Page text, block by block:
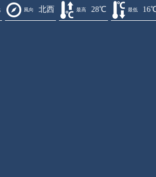
風向 北西 最高 28℃ 最低